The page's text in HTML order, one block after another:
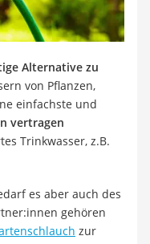
Alternative zu
von Pflanzen,
einfachste und
vertragen
Trinkwasser, z.B.
es aber auch des
gehören
zur